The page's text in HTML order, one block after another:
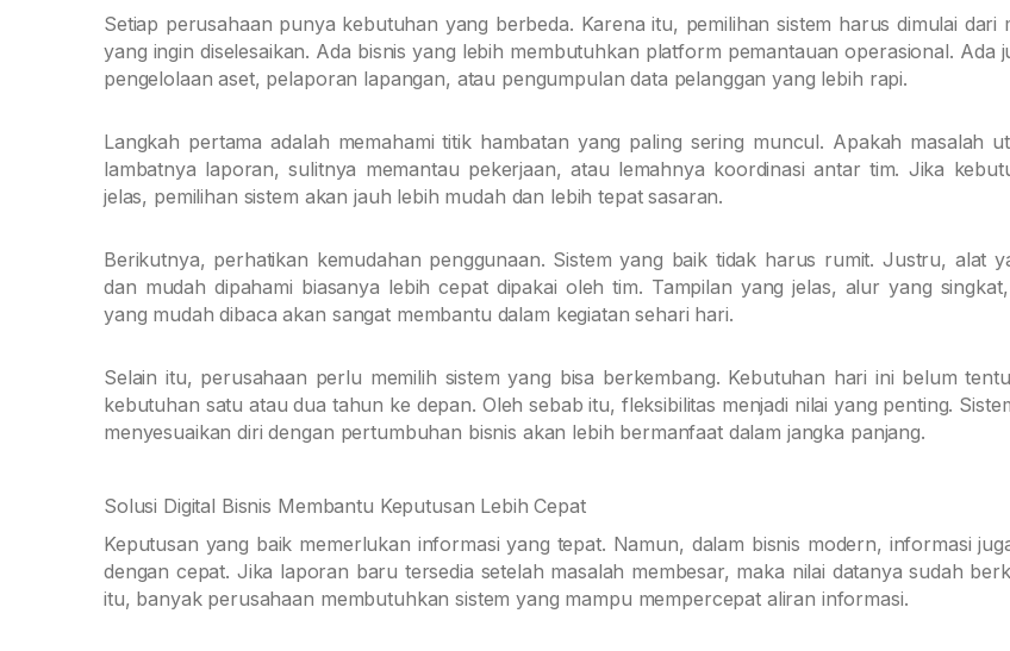
Setiap perusahaan punya kebutuhan yang berbeda. Karena itu, pemilihan sistem harus dimulai dari
yang ingin diselesaikan. Ada bisnis yang lebih membutuhkan platform pemantauan operasional. Ada
pengelolaan aset, pelaporan lapangan, atau pengumpulan data pelanggan yang lebih rapi.
Langkah pertama adalah memahami titik hambatan yang paling sering muncul. Apakah masalah
lambatnya laporan, sulitnya memantau pekerjaan, atau lemahnya koordinasi antar tim. Jika
jelas, pemilihan sistem akan jauh lebih mudah dan lebih tepat sasaran.
Berikutnya, perhatikan kemudahan penggunaan. Sistem yang baik tidak harus rumit. Justru, alat
dan mudah dipahami biasanya lebih cepat dipakai oleh tim. Tampilan yang jelas, alur yang
yang mudah dibaca akan sangat membantu dalam kegiatan sehari hari.
Selain itu, perusahaan perlu memilih sistem yang bisa berkembang. Kebutuhan hari ini belum
kebutuhan satu atau dua tahun ke depan. Oleh sebab itu, fleksibilitas menjadi nilai yang penting.
menyesuaikan diri dengan pertumbuhan bisnis akan lebih bermanfaat dalam jangka panjang.
Solusi Digital Bisnis Membantu Keputusan Lebih Cepat
Keputusan yang baik memerlukan informasi yang tepat. Namun, dalam bisnis modern, informasi
dengan cepat. Jika laporan baru tersedia setelah masalah membesar, maka nilai datanya sudah
itu, banyak perusahaan membutuhkan sistem yang mampu mempercepat aliran informasi.